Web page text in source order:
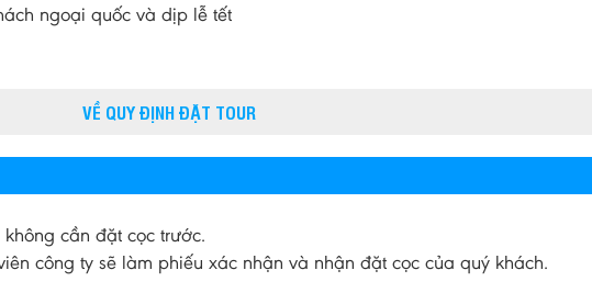
ngoại quốc và dịp lễ tết
VỀ QUY ĐỊNH ĐẶT TOUR
cần đặt cọc trước.
công ty sẽ làm phiếu xác nhận và nhận đặt cọc của quý khách.